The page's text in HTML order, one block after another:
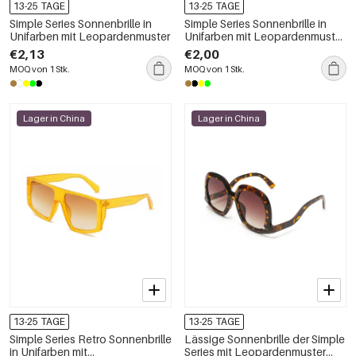
13-25 TAGE
Simple Series Sonnenbrille in
Unifarben mit Leopardenmuster
€2,13
MOQ von 1 Stk.
13-25 TAGE
Simple Series Sonnenbrille in
Unifarben mit Leopardenmuster
und Farbverlauf
€2,00
MOQ von 1 Stk.
Lager in China
13-25 TAGE
Simple Series Retro Sonnenbrille
in Unifarben mit
Lager in China
13-25 TAGE
Lässige Sonnenbrille der Simple
Series mit Leopardenmuster